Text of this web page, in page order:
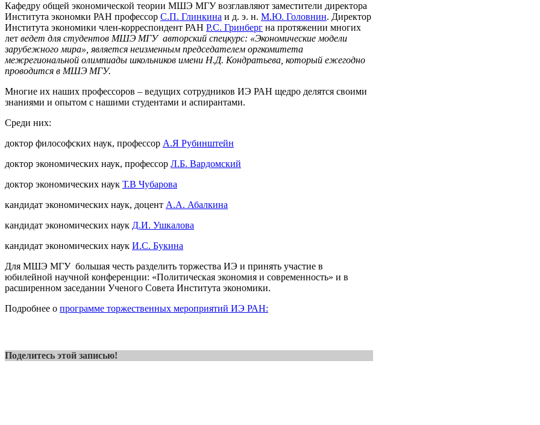
Кафедру общей экономической теории МШЭ МГУ возглавляют заместители директора
Института экономки РАН профессор С.П. Глинкина и д. э. н. М.Ю. Головнин. Директор
Института экономики член-корреспондент РАН Р.С. Гринберг на протяжении многих
лет ведет для студентов МШЭ МГУ авторский спецкурс: «Экономические модели
зарубежного мира», является неизменным председателем оргкомитета
межрегиональной олимпиады школьников имени Н.Д. Кондратьева, который ежегодно
проводится в МШЭ МГУ.
Многие их наших профессоров – ведущих сотрудников ИЭ РАН щедро делятся своими
знаниями и опытом с нашими студентами и аспирантами.
Среди них:
доктор философских наук, профессор А.Я Рубинштейн
доктор экономических наук, профессор Л.Б. Вардомский
доктор экономических наук Т.В Чубарова
кандидат экономических наук, доцент А.А. Абалкина
кандидат экономических наук Д.И. Ушкалова
кандидат экономических наук И.С. Букина
Для МШЭ МГУ большая честь разделить торжества ИЭ и принять участие в
юбилейной научной конференции: «Политическая экономия и современность» и в
расширенном заседании Ученого Совета Института экономики.
Подробнее о программе торжественных мероприятий ИЭ РАН:
Поделитесь этой записью!